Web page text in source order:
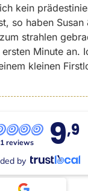
kein
so haben Susan
strahlen
Minute an.
kleinen
reviews 9,9
by